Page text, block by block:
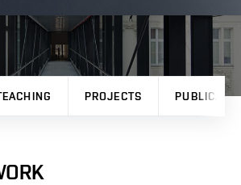
PROJECTS